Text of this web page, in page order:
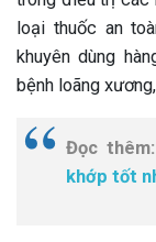
loại thuốc an
khuyên dùng
bệnh loãng
Đọc thêm:
khớp tốt